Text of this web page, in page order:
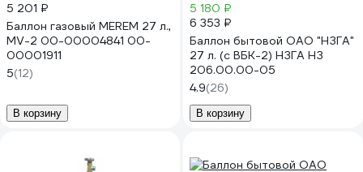
5 201 ₽
Баллон газовый MEREM 27 л.,
MV-2 00-00004841 00-
00001911
5(12)
В корзину
5 180 ₽
6 353 ₽
Баллон бытовой ОАО "НЗГА"
27 л. (с ВБК-2) НЗГА НЗ
206.00.00-05
4.9(26)
В корзину